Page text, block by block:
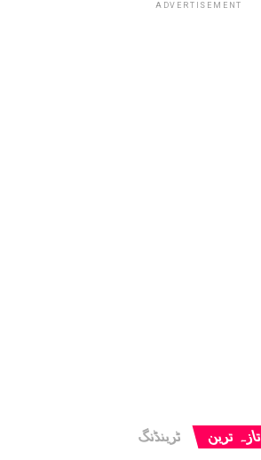
ADVERTISEMENT
تازہ ترین ٹرینڈنگ